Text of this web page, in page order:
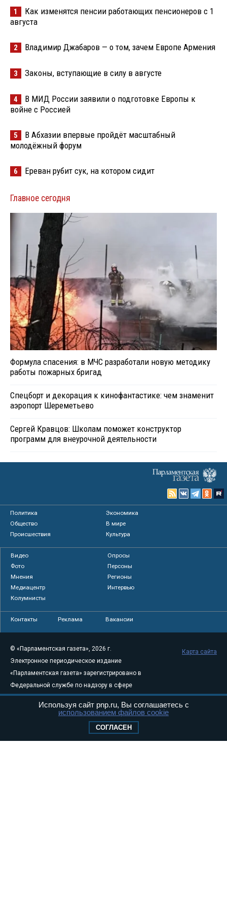
1
Как изменятся пенсии работающих пенсионеров с 1
августа
2 Владимир Джабаров — о том, зачем Европе Армения
3 Законы, вступающие в силу в августе
4
В МИД России заявили о подготовке Европы к
войне с Россией
5
В Абхазии впервые пройдёт масштабный
молодёжный форум
6 Ереван рубит сук, на котором сидит
Главное сегодня
Формула спасения: в МЧС разработали новую методику
работы пожарных бригад
Спецборт и декорация к кинофантастике: чем знаменит
аэропорт Шереметьево
Сергей Кравцов: Школам поможет конструктор
программ для внеурочной деятельности
Политика
Экономика
Общество
В мире
Происшествия
Культура
Видео
Опросы
Фото
Персоны
Мнения
Регионы
Медиацентр
Интервью
Колумнисты
Контакты Реклама Вакансии
© «Парламентская газета», 2026 г.
Электронное периодическое издание
«Парламентская газета» зарегистрировано в
Федеральной службе по надзору в сфере
связи, информационных технологий и
массовых коммуникаций (Роскомнадзор) 05
Свидетельство о регистрации Эл № ФС77-
Карта сайта
Используя сайт pnp.ru, Вы соглашаетесь с
использованием файлов cookie
СОГЛАСЕН